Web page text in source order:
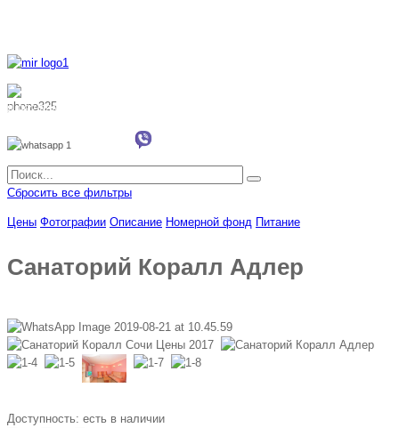
8 962 888 51 55
Сбросить все фильтры
Цены Фотографии Описание Номерной фонд Питание
Санаторий Коралл Адлер
Доступность: есть в наличии